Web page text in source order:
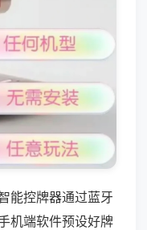
能控牌器通过蓝牙
机端软件预设好牌